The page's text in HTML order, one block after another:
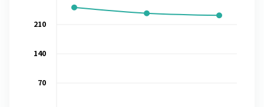
70
140
210